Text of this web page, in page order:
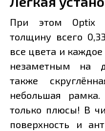
При этом Optix
толщину всего
все цвета и
незаметным на
также
небольшая
только плюсы! В
поверхность и